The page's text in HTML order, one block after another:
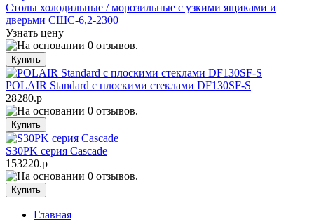
Столы холодильные / морозильные с узкими ящиками и
дверьми СШС-6,2-2300
Узнать цену
POLAIR Standard с плоскими стеклами DF130SF-S
28280.р
S30PK серия Cascade
153220.р
Главная